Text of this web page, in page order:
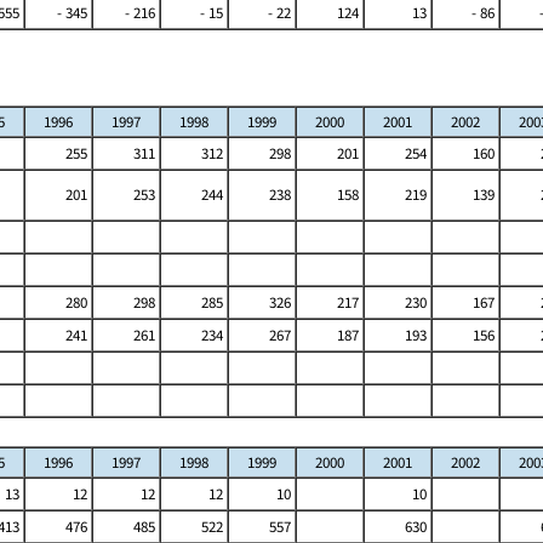
- 345 - 216 - 15 - 22 124 13 - 86
1996 1997 1998 1999 2000 2001 2002
255 311 312 298 201 254 160
201 253 244 238 158 219 139
280 298 285 326 217 230 167
241 261 234 267 187 193 156
1996 1997 1998 1999 2000 2001 2002
13 12 12 12 10
10
476 485 522 557 630